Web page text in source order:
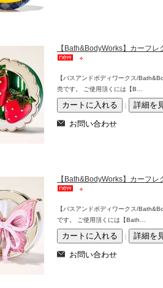
【Bath&BodyWorks】カーフ
【バスアンドボディワークス/
売です。 ご使用頂くには【B…
【Bath&BodyWorks】カーフ
【バスアンドボディワークス/
です。 ご使用頂くには【Bath…